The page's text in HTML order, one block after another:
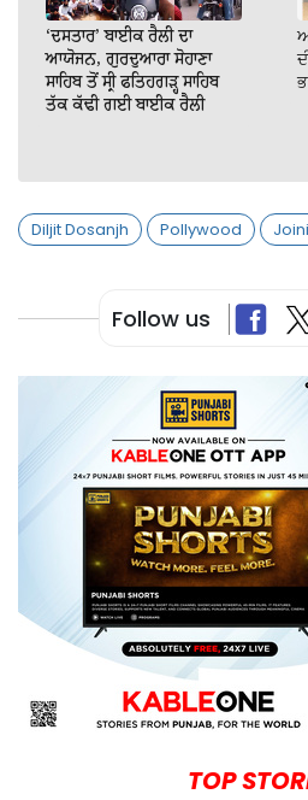
‘ਦਸਤਾਰ’ ਬਾਈਕ ਰੈਲੀ ਦਾ
ਆਯੋਜਨ, ਗੁਰਦੁਆਰਾ ਸੋਹਾਣਾ
ਸਾਹਿਬ ਤੋਂ ਸ੍ਰੀ ਫਤਿਹਗੜ੍ਹ ਸਾਹਿਬ
ਤੱਕ ਕੱਢੀ ਗਈ ਬਾਈਕ ਰੈਲੀ
Diljit Dosanjh Pollywood
Follow us
TOP